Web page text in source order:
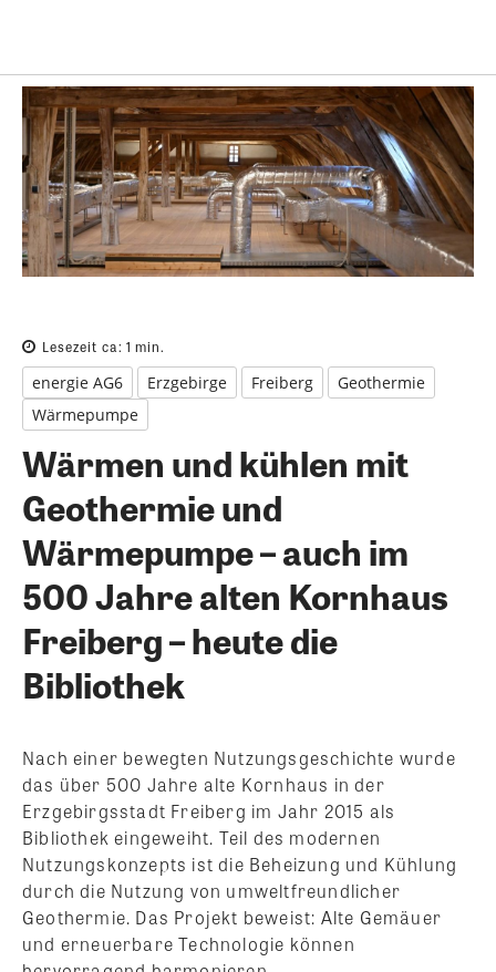
Lesezeit ca: 1 min.
energie AG6 Erzgebirge Freiberg
Geothermie
Wärmepumpe
Wärmen und kühlen mit
Geothermie und
Wärmepumpe – auch im
500 Jahre alten Kornhaus
Freiberg – heute die
Bibliothek
Nach einer bewegten Nutzungsgeschichte wurde
das über 500 Jahre alte Kornhaus in der
Erzgebirgsstadt Freiberg im Jahr 2015 als
Bibliothek eingeweiht. Teil des modernen
Nutzungskonzepts ist die Beheizung und Kühlung
durch die Nutzung von umweltfreundlicher
Geothermie. Das Projekt beweist: Alte Gemäuer
und erneuerbare Technologie können